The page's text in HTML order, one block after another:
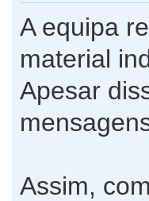
A equipa
material
Apesar
Assim,